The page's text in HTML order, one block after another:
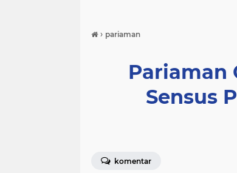
› pariaman
Pariaman
Sensus
komentar